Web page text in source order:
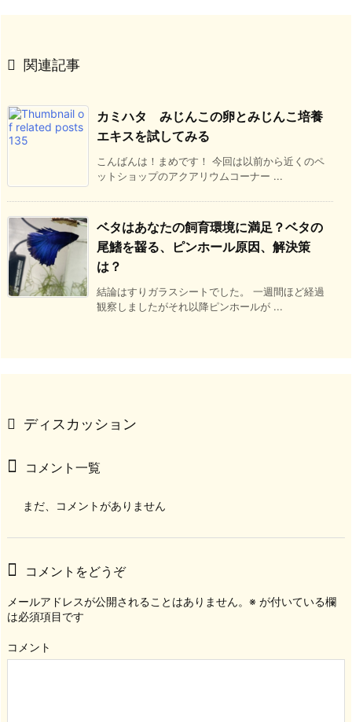
 関連記事
カミハタ みじんこの卵とみじんこ培養
エキスを試してみる
こんばんは！まめです！ 今回は以前から近くのペ
ットショップのアクアリウムコーナー ...
ベタはあなたの飼育環境に満足？ベタの
尾鰭を齧る、ピンホール原因、解決策
は？
結論はすりガラスシートでした。 一週間ほど経過
観察しましたがそれ以降ピンホールが ...
ディスカッション
コメント一覧
まだ、コメントがありません
コメントをどうぞ
メールアドレスが公開されることはありません。 ※ が付いている欄
は必須項目です
コメント